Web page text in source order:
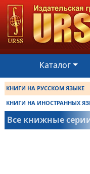
Каталог
КНИГИ НА РУССКОМ ЯЗЫКЕ
КНИГИ НА ИНОСТРАННЫХ
Все книжные